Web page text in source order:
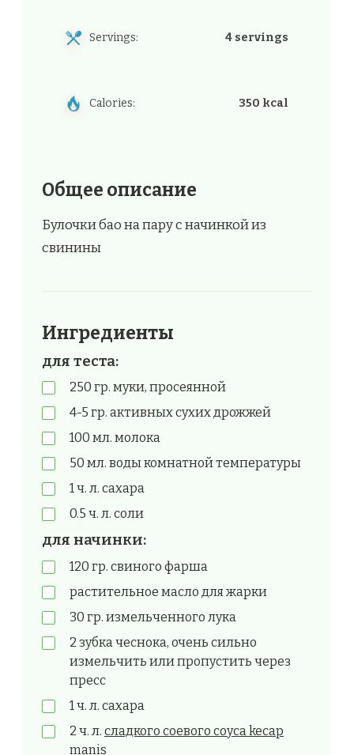
Servings: 4 servings
Calories: 350 kcal
Общее описание
Булочки бао на пару с начинкой из
свинины
Ингредиенты
для теста:
250 гр. муки, просеянной
4-5 гр. активных сухих дрожжей
100 мл. молока
50 мл. воды комнатной температуры
1 ч. л. сахара
0.5 ч. л. соли
для начинки:
120 гр. свиного фарша
растительное масло для жарки
30 гр. измельченного лука
2 зубка чеснока, очень сильно
измельчить или пропустить через
пресс
1 ч. л. сахара
2 ч. л. сладкого соевого соуса kecap
manis